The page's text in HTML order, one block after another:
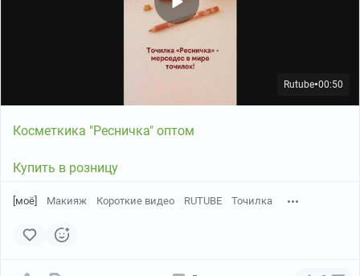
Rutube●00:50
Косметкика "Ресничка" оптом
Купить в розницу
[моё] Макияж Короткие видео RUTUBE Точилка